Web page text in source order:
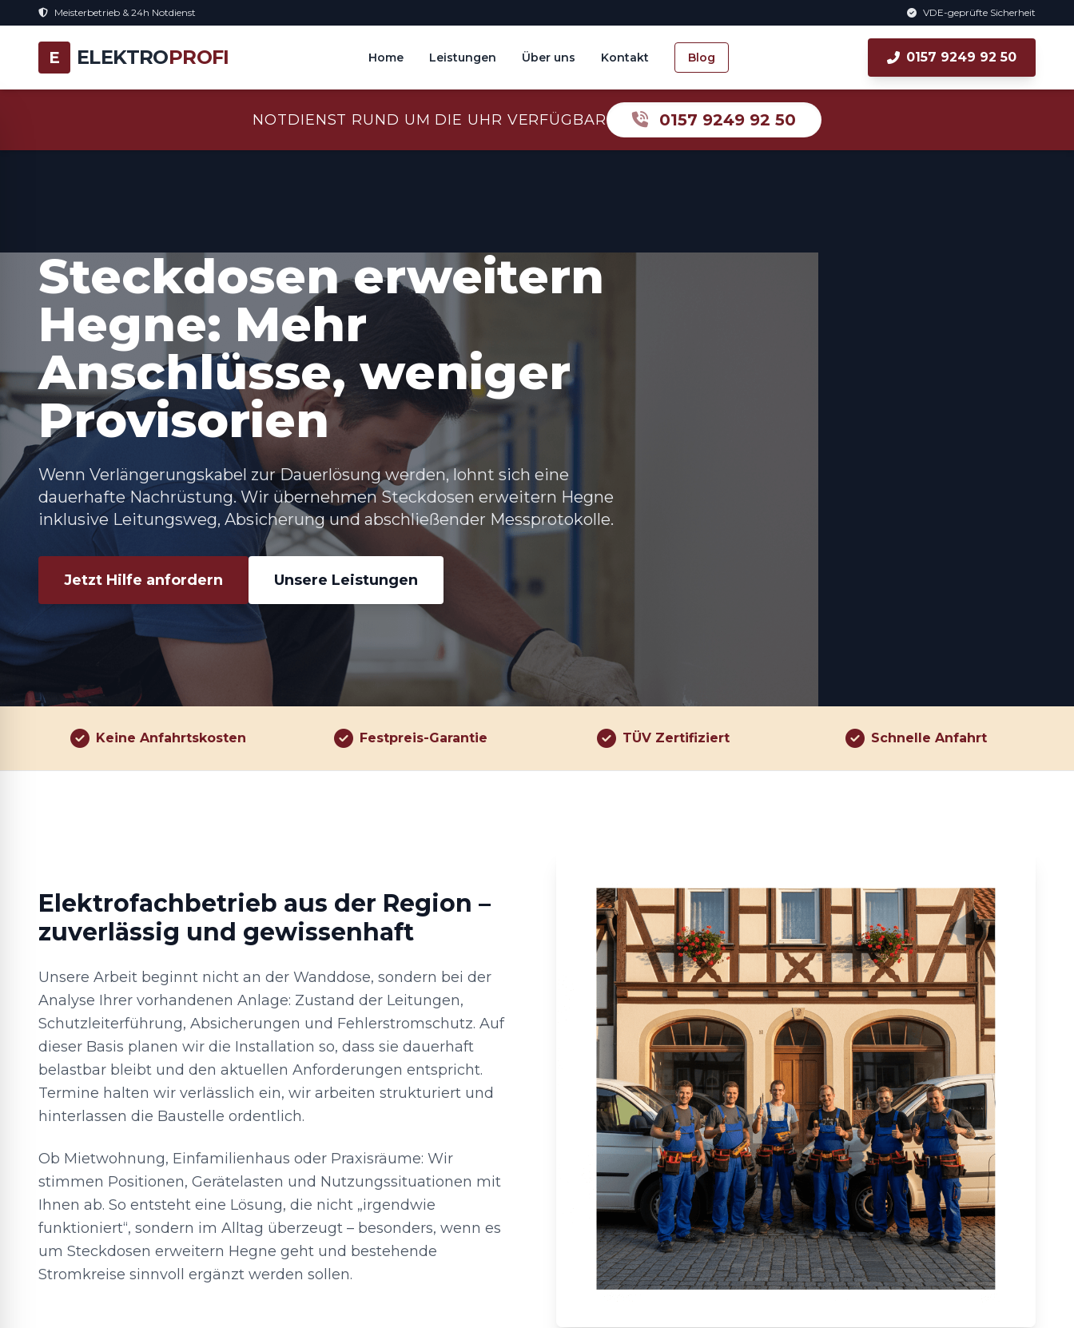
Meisterbetrieb & 24h Notdienst VDE-geprüfte Sicherheit
E ELEKTROPROFI Home Leistungen Über uns Kontakt Blog 0157 9249 92 50
NOTDIENST RUND UM DIE UHR VERFÜGBAR 0157 9249 92 50
Steckdosen erweitern
Hegne: Mehr
Anschlüsse, weniger
Provisorien
Wenn Verlängerungskabel zur Dauerlösung werden, lohnt sich eine
dauerhafte Nachrüstung. Wir übernehmen Steckdosen erweitern Hegne
inklusive Leitungsweg, Absicherung und abschließender Messprotokolle.
Jetzt Hilfe anfordern Unsere Leistungen
Keine Anfahrtskosten Festpreis-Garantie TÜV Zertifiziert Schnelle Anfahrt
Elektrofachbetrieb aus der Region –
zuverlässig und gewissenhaft
Unsere Arbeit beginnt nicht an der Wanddose, sondern bei der
Analyse Ihrer vorhandenen Anlage: Zustand der Leitungen,
Schutzleiterführung, Absicherungen und Fehlerstromschutz. Auf
dieser Basis planen wir die Installation so, dass sie dauerhaft
belastbar bleibt und den aktuellen Anforderungen entspricht.
Termine halten wir verlässlich ein, wir arbeiten strukturiert und
hinterlassen die Baustelle ordentlich.
Ob Mietwohnung, Einfamilienhaus oder Praxisräume: Wir
stimmen Positionen, Gerätelasten und Nutzungssituationen mit
Ihnen ab. So entsteht eine Lösung, die nicht „irgendwie
funktioniert“, sondern im Alltag überzeugt – besonders, wenn es
um Steckdosen erweitern Hegne geht und bestehende
Stromkreise sinnvoll ergänzt werden sollen.